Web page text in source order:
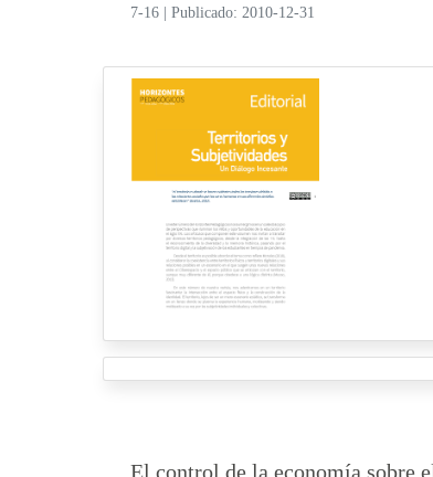
7-16
Publicado: 2010-12-31
El control de la economía sobre